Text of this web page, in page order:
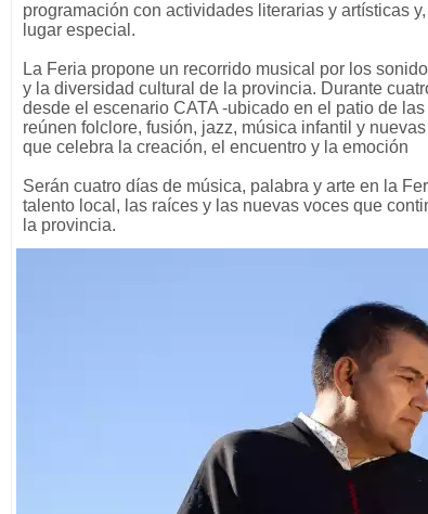
programación con actividades literarias y artísticas
lugar especial.
La Feria propone un recorrido musical por los
y la diversidad cultural de la provincia. Durante
desde el escenario CATA -ubicado en el patio de
reúnen folclore, fusión, jazz, música infantil y
que celebra la creación, el encuentro y la emoción
Serán cuatro días de música, palabra y arte en la
talento local, las raíces y las nuevas voces que
la provincia.